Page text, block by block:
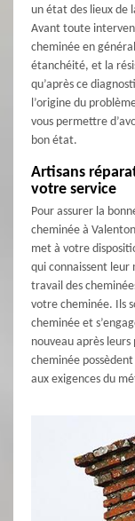
un état des lieux de
Avant toute
cheminée en
étanchéité, et la
qu’après ce
l’origine du
vous permettre
bon état.
Artisans
votre service
Pour assurer la
cheminée à
met à votre
qui connaissent leur
travail des
votre cheminée. Ils
cheminée et
nouveau après
cheminée
aux exigences du